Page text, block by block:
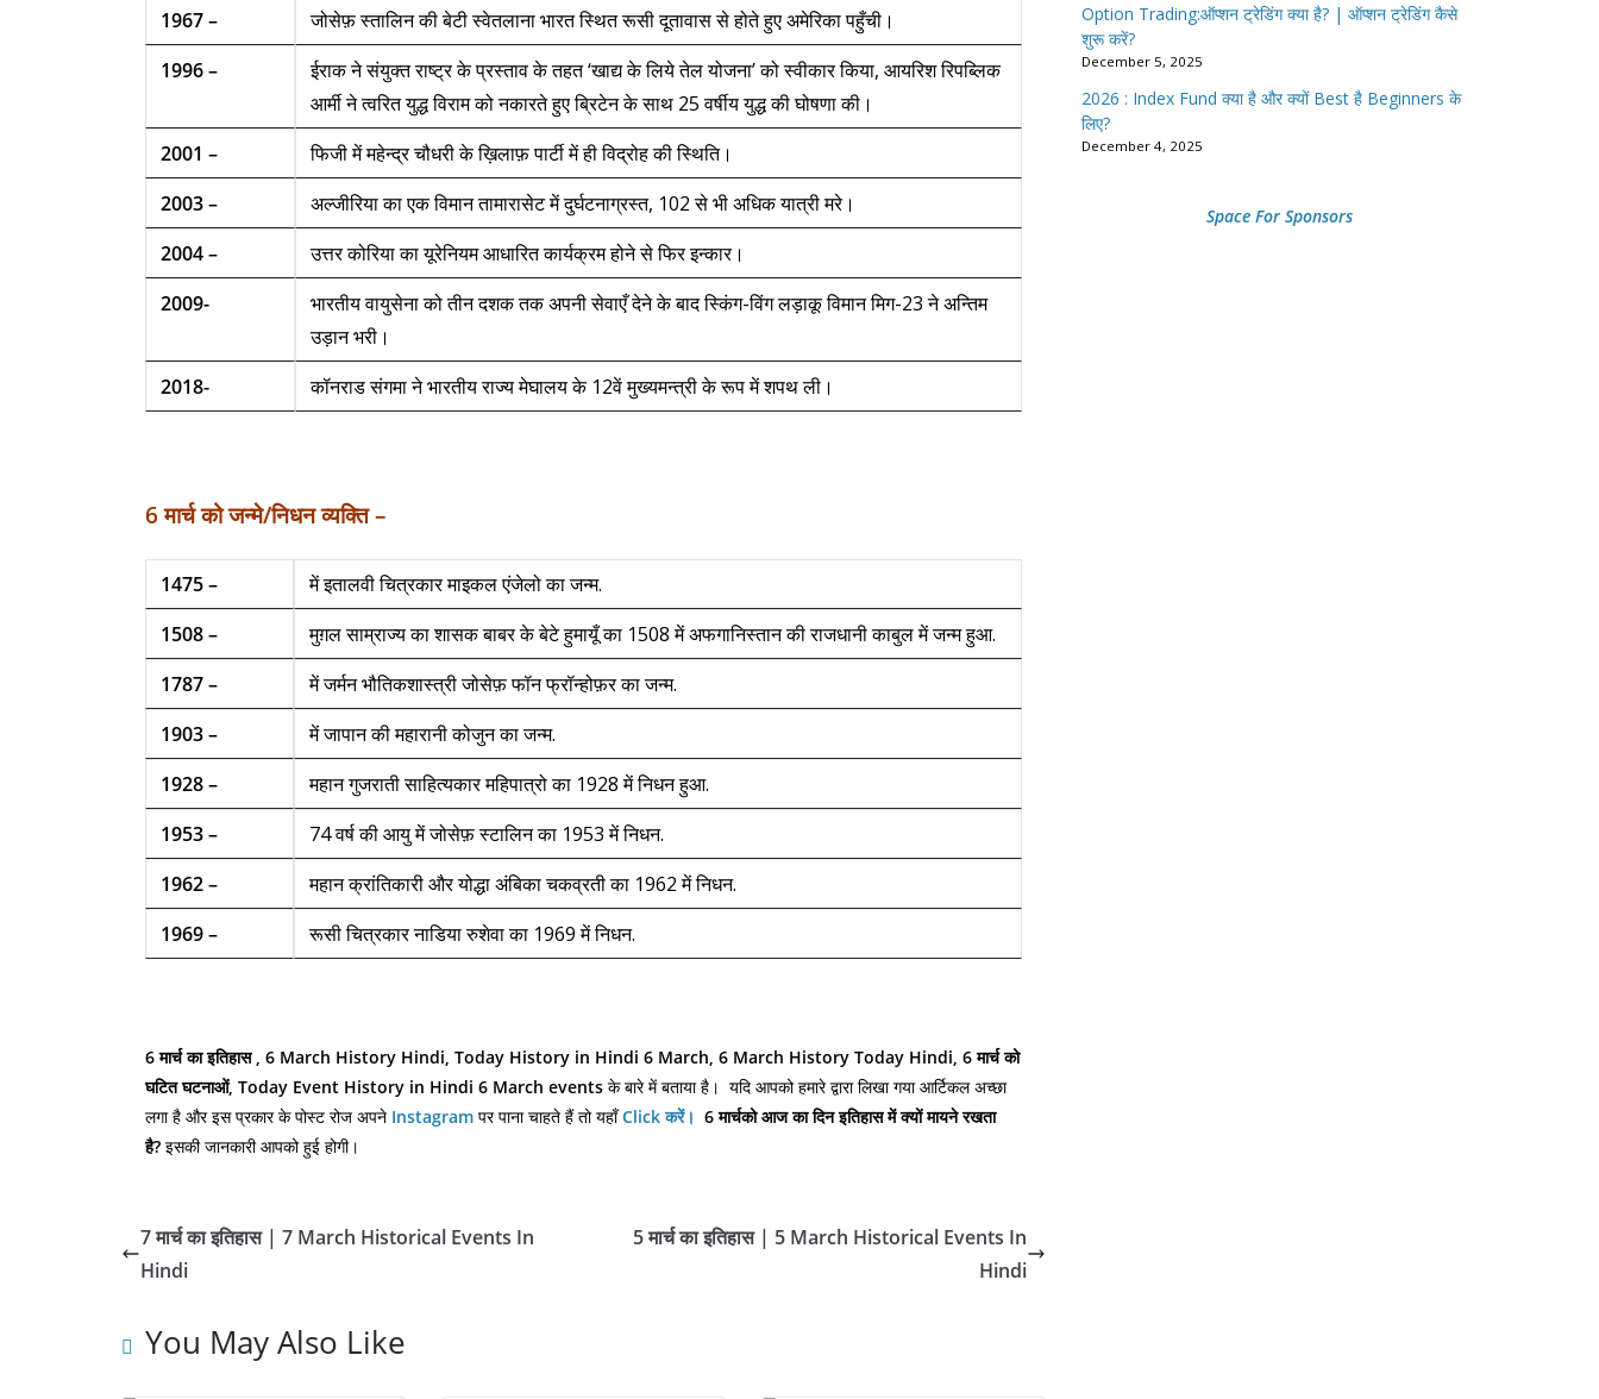
1967 –
जोसेफ़ स्तालिन की बेटी स्वेतलाना भारत स्थित रूसी दूतावास से होते हुए अमेरिका पहुँची।
1996 –
ईराक ने संयुक्त राष्ट्र के प्रस्ताव के तहत ‘खाद्य के लिये तेल योजना’ को स्वीकार किया, आयरिश रिपब्लिक
आर्मी ने त्वरित युद्ध विराम को नकारते हुए ब्रिटेन के साथ 25 वर्षीय युद्ध की घोषणा की।
2001 –
फिजी में महेन्द्र चौधरी के ख़िलाफ़ पार्टी में ही विद्रोह की स्थिति।
2003 –
अल्जीरिया का एक विमान तामारासेट में दुर्घटनाग्रस्त, 102 से भी अधिक यात्री मरे।
2004 –
उत्तर कोरिया का यूरेनियम आधारित कार्यक्रम होने से फिर इन्कार।
2009-
भारतीय वायुसेना को तीन दशक तक अपनी सेवाएँ देने के बाद स्किंग-विंग लड़ाकू विमान मिग-23 ने अन्तिम
उड़ान भरी।
2018-
कॉनराड संगमा ने भारतीय राज्य मेघालय के 12वें मुख्यमन्त्री के रूप में शपथ ली।
6मार्चकोजन्मे/निधनव्यक्ति –
1475 –
में इतालवी चित्रकार माइकल एंजेलो का जन्म.
1508 –
मुग़ल साम्राज्य का शासक बाबर के बेटे हुमायूँ का 1508 में अफगानिस्तान की राजधानी काबुल में जन्म हुआ.
1787 –
में जर्मन भौतिकशास्त्री जोसेफ़ फॉन फ्रॉन्होफ़र का जन्‍म.
1903 –
में जापान की महारानी कोजुन का जन्‍म.
1928 –
महान गुजराती साहित्यकार महिपात्रो का 1928 में निधन हुआ.
1953 –
74 वर्ष की आयु में जोसेफ़ स्टालिन का 1953 में निधन.
1962 –
महान क्रांतिकारी और योद्धा अंबिका चकव्रती का 1962 में निधन.
1969 –
रूसी चित्रकार नाडिया रुशेवा का 1969 में निधन.
6 मार्च का इतिहास , 6 March History Hindi, Today History in Hindi 6 March, 6 March History Today Hindi, 6 मार्च को
घटित घटनाओं, Today Event History in Hindi 6 March events के बारे में बताया है। यदि आपको हमारे द्वारा लिखा गया आर्टिकल अच्छा
लगा है और इस प्रकार के पोस्ट रोज अपने Instagram पर पाना चाहते हैं तो यहाँClickकरें। 6 मार्चकोआजकादिनइतिहासमेंक्योंमायनेरखता
है? इसकी जानकारी आपको हुई होगी।
7 मार्च का इतिहास | 7 March Historical Events In
Hindi
5 मार्च का इतिहास | 5 March Historical Events In
Hindi
You May Also Like
Option Trading:ऑप्शन ट्रेडिंग क्या है? | ऑप्शन ट्रेडिंग कैसे
शुरू करें?
December 5, 2025
2026 : Index Fund क्या है और क्यों Best है Beginners के
लिए?
December 4, 2025
Space For Sponsors